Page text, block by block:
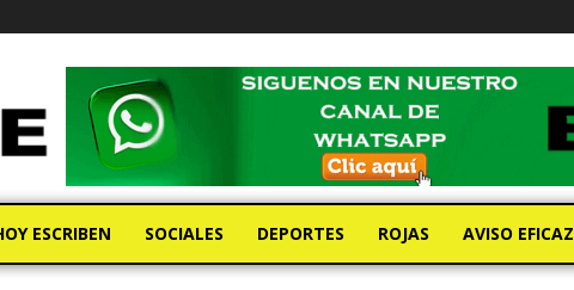
ESCRIBEN SOCIALES DEPORTES ROJAS AVISO EFICAZ